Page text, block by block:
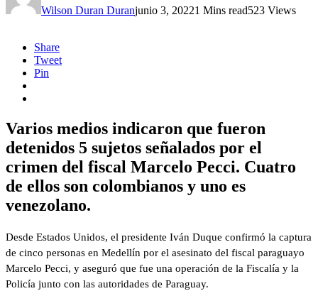
Wilson Duran Duranjunio 3, 20221 Mins read523 Views
Share
Tweet
Pin
Varios medios indicaron que fueron
detenidos 5 sujetos señalados por el
crimen del fiscal Marcelo Pecci. Cuatro
de ellos son colombianos y uno es
venezolano.
Desde Estados Unidos, el presidente Iván Duque confirmó la captura
de cinco personas en Medellín por el asesinato del fiscal paraguayo
Marcelo Pecci, y aseguró que fue una operación de la Fiscalía y la
Policía junto con las autoridades de Paraguay.